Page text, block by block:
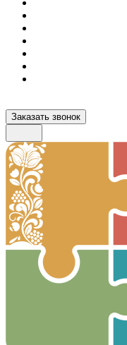
Заказать звонок